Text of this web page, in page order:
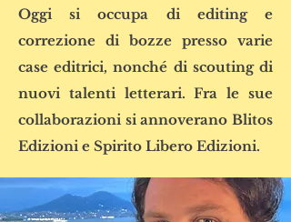
Oggi si occupa di editing e
correzione di bozze presso varie
case editrici, nonché di scouting di
nuovi talenti letterari. Fra le sue
collaborazioni si annoverano Blitos
Edizioni e Spirito Libero Edizioni.